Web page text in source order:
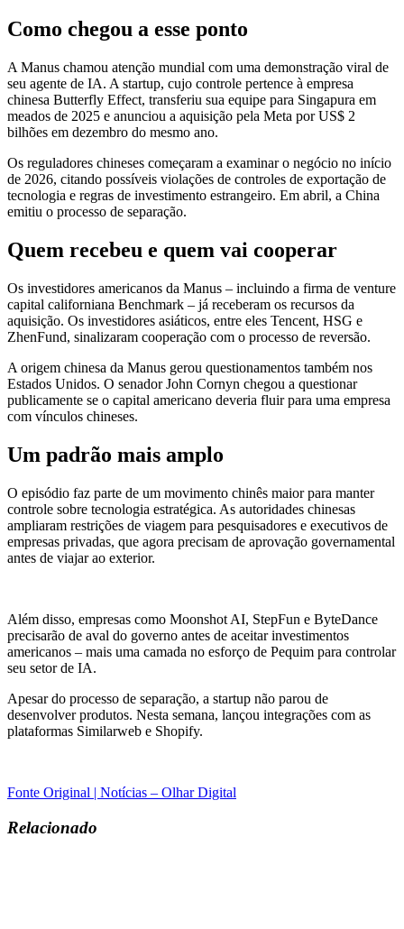
Como chegou a esse ponto
A Manus chamou atenção mundial com uma demonstração viral de
seu agente de IA. A startup, cujo controle pertence à empresa
chinesa Butterfly Effect, transferiu sua equipe para Singapura em
meados de 2025 e anunciou a aquisição pela Meta por US$ 2
bilhões em dezembro do mesmo ano.
Os reguladores chineses começaram a examinar o negócio no início
de 2026, citando possíveis violações de controles de exportação de
tecnologia e regras de investimento estrangeiro. Em abril, a China
emitiu o processo de separação.
Quem recebeu e quem vai cooperar
Os investidores americanos da Manus – incluindo a firma de venture
capital californiana Benchmark – já receberam os recursos da
aquisição. Os investidores asiáticos, entre eles Tencent, HSG e
ZhenFund, sinalizaram cooperação com o processo de reversão.
A origem chinesa da Manus gerou questionamentos também nos
Estados Unidos. O senador John Cornyn chegou a questionar
publicamente se o capital americano deveria fluir para uma empresa
com vínculos chineses.
Um padrão mais amplo
O episódio faz parte de um movimento chinês maior para manter
controle sobre tecnologia estratégica. As autoridades chinesas
ampliaram restrições de viagem para pesquisadores e executivos de
empresas privadas, que agora precisam de aprovação governamental
antes de viajar ao exterior.
Além disso, empresas como Moonshot AI, StepFun e ByteDance
precisarão de aval do governo antes de aceitar investimentos
americanos – mais uma camada no esforço de Pequim para controlar
seu setor de IA.
Apesar do processo de separação, a startup não parou de
desenvolver produtos. Nesta semana, lançou integrações com as
plataformas Similarweb e Shopify.
Fonte Original | Notícias – Olhar Digital
Relacionado